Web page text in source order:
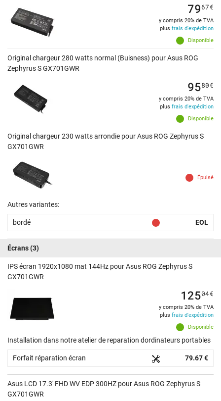
Disponible
7967€
y compris 20% de TVA
plus frais d'expédition
Original chargeur 280 watts normal (Buisness) pour Asus ROG
Zephyrus S GX701GWR
Disponible
9580€
y compris 20% de TVA
plus frais d'expédition
Original chargeur 230 watts arrondie pour Asus ROG Zephyrus S
GX701GWR
Épuisé
Autres variantes:
bordé EOL
Écrans(3)
IPS écran 1920x1080 mat 144Hz pour Asus ROG Zephyrus S
GX701GWR
Disponible
12504€
y compris 20% de TVA
plus frais d'expédition
Installation dans notre atelier de reparation dordinateurs portables
Forfait réparation écran 79.67 €
Asus LCD 17.3' FHD WV EDP 300HZ pour Asus ROG Zephyrus S
GX701GWR